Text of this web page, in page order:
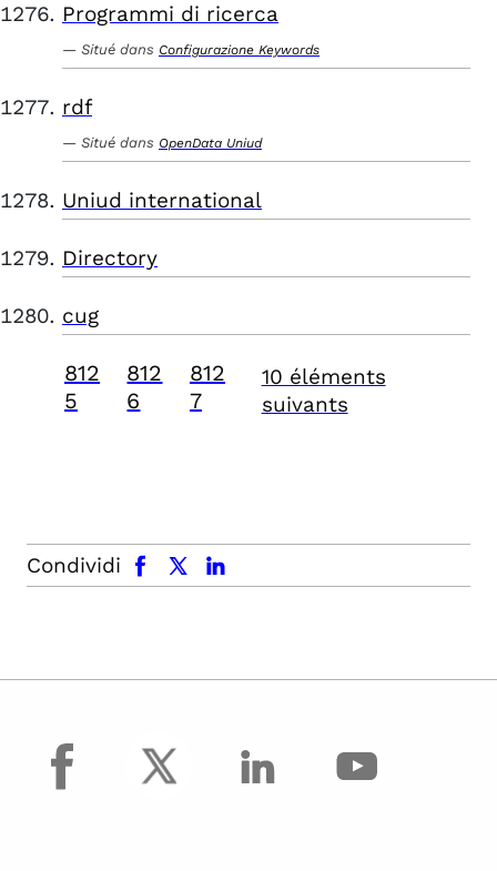
Programmi di ricerca
Situé dans Configurazione Keywords
rdf
Situé dans OpenData Uniud
Uniud international
Directory
cug
812
5
812
6
812
7
10 éléments
suivants
Condividi
facebook x.com linkedin
facebook